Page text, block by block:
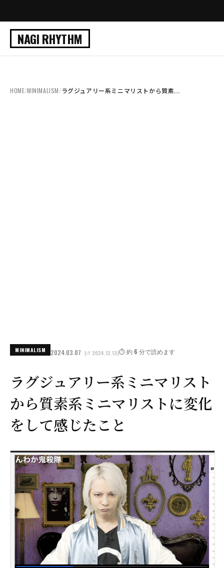
NAGI RHYTHM
HOME/MINIMALISM/ラグジュアリー系ミニマリストから質素...
MINIMALISM 2024.03.07 (↺ 2024.12.13)⏱️ 約 6 分で読めます
ラグジュアリー系ミニマリスト
から質素系ミニマリストに変化
をして感じたこと